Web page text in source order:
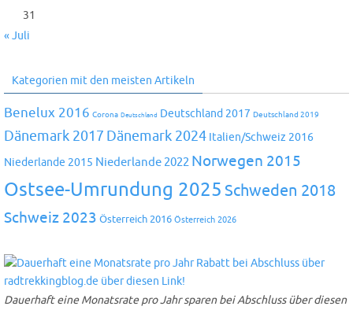
31
« Juli
Kategorien mit den meisten Artikeln
Benelux 2016 Corona Deutschland Deutschland 2017 Deutschland 2019
Dänemark 2017 Dänemark 2024 Italien/Schweiz 2016
Niederlande 2015 Niederlande 2022 Norwegen 2015
Ostsee-Umrundung 2025 Schweden 2018
Schweiz 2023 Österreich 2016 Österreich 2026
Dauerhaft eine Monatsrate pro Jahr sparen bei Abschluss über diesen